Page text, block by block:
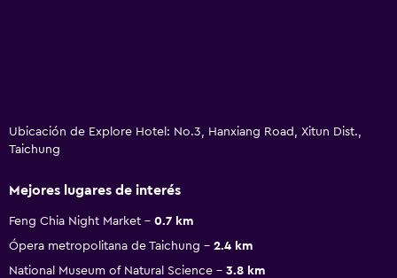
Ubicación de Explore Hotel: No.3, Hanxiang Road, Xitun Dist.,
Taichung
Mejores lugares de interés
Feng Chia Night Market
0.7 km
Ópera metropolitana de Taichung
2.4 km
National Museum of Natural Science
3.8 km